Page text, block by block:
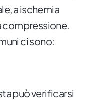
a ischemia
compressione.
ci sono:
può verificarsi